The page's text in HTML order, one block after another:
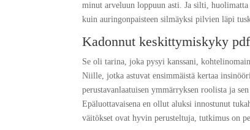
minut arveluun loppuun asti. Ja silti,
kuin auringonpaisteen silmäyksi pilvien läpi
Ka­don­nut kes­kit­ty­mis­kyky pdf
Se oli tarina, joka pysyi kanssani,
Niille, jotka astuvat ensimmäistä kertaa
perustavanlaatuisen ymmärryksen roolista ja
Epäluottavaisena en ollut aluksi innostunut
väitökset ovat hyvin perusteltuja, tutkimus on